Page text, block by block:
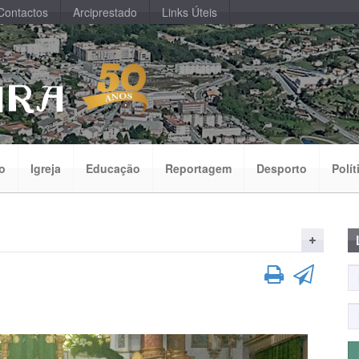
Arciprestado Links Úteis
Igreja Educação Reportagem Desporto